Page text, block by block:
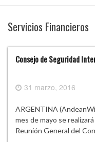
Servicios Financieros
Consejo de Seguridad
31 marzo, 2016
ARGENTINA
mes de mayo se
Reunión General del